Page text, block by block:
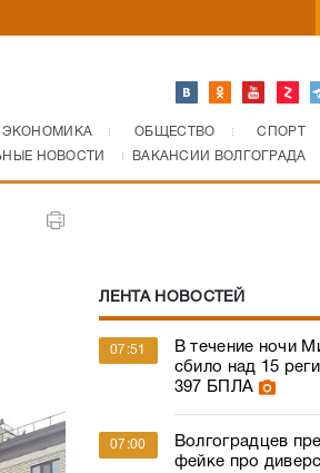
ЭКОНОМИКА ОБЩЕСТВО СПОРТ
НОВОСТИ ВАКАНСИИ ВОЛГОГРАДА
ЛЕНТА НОВОСТЕЙ
07:51
В течение ночи
сбило над 15
397 БПЛА
07:00
Волгоградцев
фейке про